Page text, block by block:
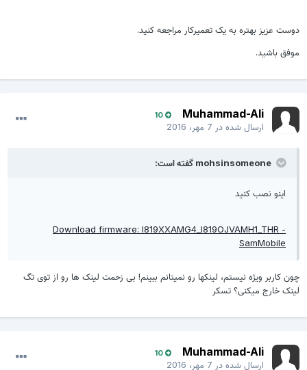
عزیز بهتره به یک تعمیرکار مراجعه کنید.
باشید.
Muhammad-Ali
ارسال شده در7 مهر، 2016
mohsinsomeone گفته است:
اینو نصب کنید
Download firmware: I819XXAMG4_I819OJVAMH1_THR -
SamMobile
کاربر ویژه نیستم، لینکها رو نمیتانم ببینم! بی زحمت لینک ها رو از توی تگ
خارج میکنی؟ تسکر
Muhammad-Ali
ارسال شده در7 مهر، 2016